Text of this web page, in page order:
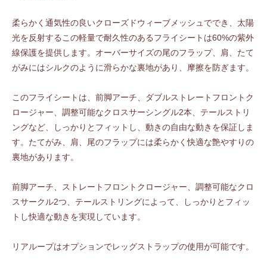
柔らかく通気性の良いクローズドウィーブメッシュででき、太陽
光を反射するこの軽量で耐久性のあるフライシートは60%の紫外
線保護を提供します。オーバーサイズの尾のフラップ、肩、たて
がみにはシルクのように滑らかな裏地があり、摩擦を防ぎます。
このフライシートは、前脚アーチ、ダブルストレートフロントク
ロージャー、調整可能なクロスサーシングル2本、テールストリ
ングなど、しっかりとフィットし、動きの自由な動きを保証しま
す。たてがみ、肩、尾のフラップには柔らかく快適な艶やすりの
裏地があります。
前脚アーチ、ストレートフロントクロージャー、調整可能なクロ
スサークル2つ、テールストリングによって、しっかりとフィッ
トし快適な動きを実現しています。
リアループはオプションでレッグストラップの使用が可能です。